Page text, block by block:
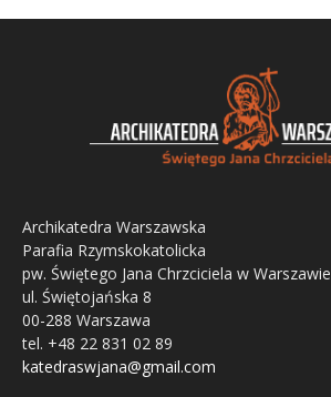
Archikatedra Warszawska
Parafia Rzymskokatolicka
pw. Świętego Jana Chrzciciela w Warszawie
ul. Świętojańska 8
00-288 Warszawa
tel. +48 22 831 02 89
katedraswjana@gmail.com